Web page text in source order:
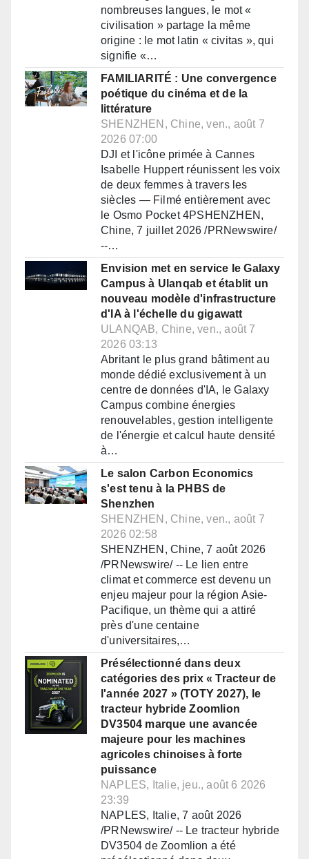
nombreuses langues, le mot «
civilisation » partage la même
origine : le mot latin « civitas », qui
signifie «…
FAMILIARITÉ : Une convergence
poétique du cinéma et de la
littérature
SHENZHEN, Chine, ven., août 7
2026 07:00
DJI et l'icône primée à Cannes
Isabelle Huppert réunissent les voix
de deux femmes à travers les
siècles — Filmé entièrement avec
le Osmo Pocket 4PSHENZHEN,
Chine, 7 juillet 2026 /PRNewswire/
--…
Envision met en service le Galaxy
Campus à Ulanqab et établit un
nouveau modèle d'infrastructure
d'IA à l'échelle du gigawatt
ULANQAB, Chine, ven., août 7
2026 03:13
Abritant le plus grand bâtiment au
monde dédié exclusivement à un
centre de données d'IA, le Galaxy
Campus combine énergies
renouvelables, gestion intelligente
de l'énergie et calcul haute densité
à…
Le salon Carbon Economics
s'est tenu à la PHBS de
Shenzhen
SHENZHEN, Chine, ven., août 7
2026 02:58
SHENZHEN, Chine, 7 août 2026
/PRNewswire/ -- Le lien entre
climat et commerce est devenu un
enjeu majeur pour la région Asie-
Pacifique, un thème qui a attiré
près d'une centaine
d'universitaires,…
Présélectionné dans deux
catégories des prix « Tracteur de
l'année 2027 » (TOTY 2027), le
tracteur hybride Zoomlion
DV3504 marque une avancée
majeure pour les machines
agricoles chinoises à forte
puissance
NAPLES, Italie, jeu., août 6 2026
23:39
NAPLES, Italie, 7 août 2026
/PRNewswire/ -- Le tracteur hybride
DV3504 de Zoomlion a été